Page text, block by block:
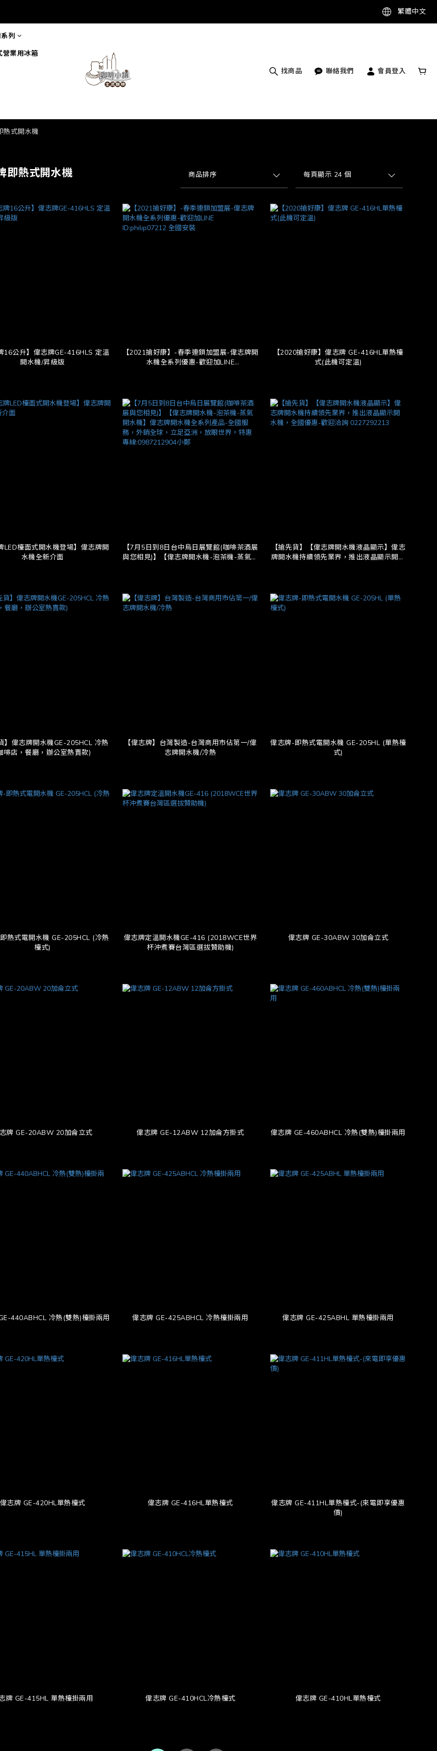
繁體中文
列
營業用冰箱
找商品
聯絡我們 會員登入
熱式開水機
即熱式開水機 商品排序 每頁顯示 24 個
16公升】偉志牌GE-416HLS 定溫
開水機/昇級版
【2021搶好康】-春季連鎖加盟展-偉志牌開
水機全系列優惠-歡迎加LINE
【2020搶好康】偉志牌 GE-416HL單熱檯
式(此機可定溫)
LED檯面式開水機登場】偉志牌開
水機全新介面
【7月5日到8日台中烏日展覽館(咖啡茶酒展
與您相見)】【偉志牌開水機-泡茶機-蒸氣開
【搶先貨】【偉志牌開水機液晶顯示】偉志
牌開水機持續領先業界，推出液晶顯示開水
】偉志牌開水機GE-205HCL 冷熱
啡店，餐廳，辦公室熱賣款)
【偉志牌】台灣製造-台灣商用市佔第一/偉
志牌開水機/冷熱
偉志牌-即熱式電開水機 GE-205HL (單熱檯
式)
熱式電開水機 GE-205HCL (冷熱
檯式)
偉志牌定溫開水機GE-416 (2018WCE世界
杯沖煮賽台灣區選拔贊助機)
偉志牌 GE-30ABW 30加侖立式
牌 GE-20ABW 20加侖立式 偉志牌 GE-12ABW 12加侖方掛式 偉志牌 GE-460ABHCL 冷熱(雙熱)檯掛兩用
440ABHCL 冷熱(雙熱)檯掛兩用 偉志牌 GE-425ABHCL 冷熱檯掛兩用 偉志牌 GE-425ABHL 單熱檯掛兩用
偉志牌 GE-420HL單熱檯式 偉志牌 GE-416HL單熱檯式
偉志牌 GE-411HL單熱檯式-(來電即享優惠
價)
牌 GE-415HL 單熱檯掛兩用 偉志牌 GE-410HCL冷熱檯式 偉志牌 GE-410HL單熱檯式